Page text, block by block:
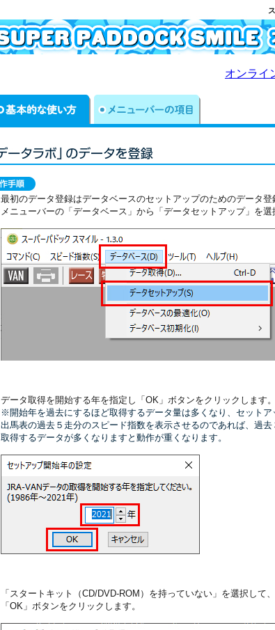
オンライ
最初のデータ登録はデータベースのセットアップのためのデータ登
メニューバーの「データベース」から「データセットアップ」を選
データ取得を開始する年を指定し「OK」ボタンをクリックします。
※開始年を過去にするほど取得するデータ量は多くなり、セットア
出馬表の過去５走分のスピード指数を表示させるのであれば、過去
取得するデータが多くなりますと動作が重くなります。
「スタートキット（CD/DVD-ROM）を持っていない」を選択して、
「OK」ボタンをクリックします。